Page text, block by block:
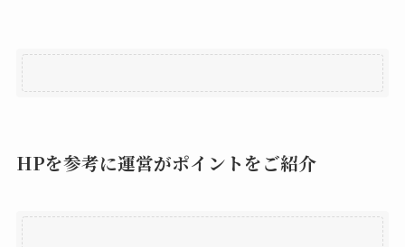
HPを参考に運営がポイントをご紹介